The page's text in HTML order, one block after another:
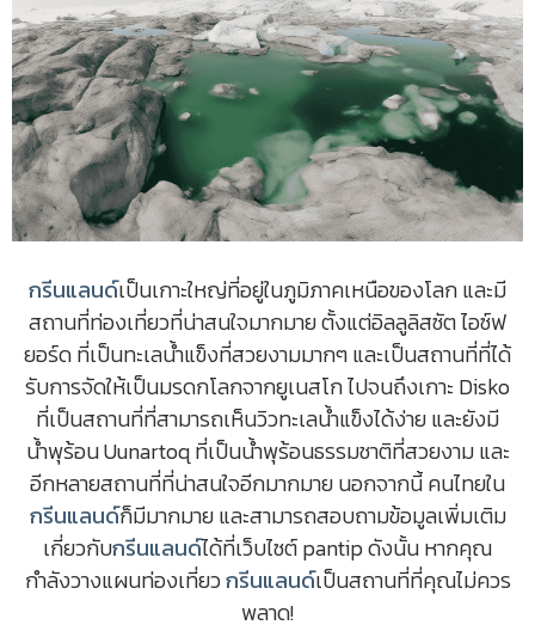
กรีนแลนด์เป็นเกาะใหญ่ที่อยู่ในภูมิภาคเหนือของโลก และมี
สถานที่ท่องเที่ยวที่น่าสนใจมากมาย ตั้งแต่อิลลูลิสซัต ไอซ์ฟ
ยอร์ด ที่เป็นทะเลน้ำแข็งที่สวยงามมากๆ และเป็นสถานที่ที่ได้
รับการจัดให้เป็นมรดกโลกจากยูเนสโก ไปจนถึงเกาะ Disko
ที่เป็นสถานที่ที่สามารถเห็นวิวทะเลน้ำแข็งได้ง่าย และยังมี
น้ำพุร้อน Uunartoq ที่เป็นน้ำพุร้อนธรรมชาติที่สวยงาม และ
อีกหลายสถานที่ที่น่าสนใจอีกมากมาย นอกจากนี้ คนไทยใน
กรีนแลนด์ก็มีมากมาย และสามารถสอบถามข้อมูลเพิ่มเติม
เกี่ยวกับกรีนแลนด์ได้ที่เว็บไซต์ pantip ดังนั้น หากคุณ
กำลังวางแผนท่องเที่ยวกรีนแลนด์เป็นสถานที่ที่คุณไม่ควร
พลาด!